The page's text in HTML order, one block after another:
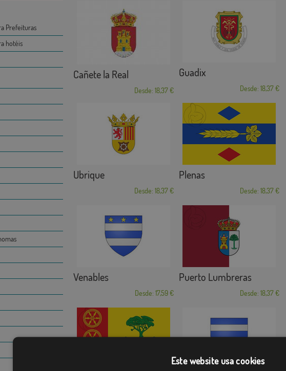
Prefeituras
hotéis
Cañete la Real
Desde: 18,37 €
Guadix
Desde: 18,37 €
Ubrique
Desde: 18,37 €
Plenas
Desde: 18,37 €
Venables
Desde: 17,59 €
Puerto Lumbreras
Desde: 18,37 €
Este website usa cookies